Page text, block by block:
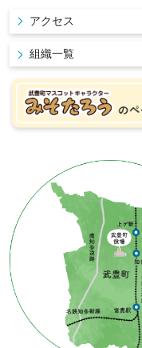
アクセス
組織一覧